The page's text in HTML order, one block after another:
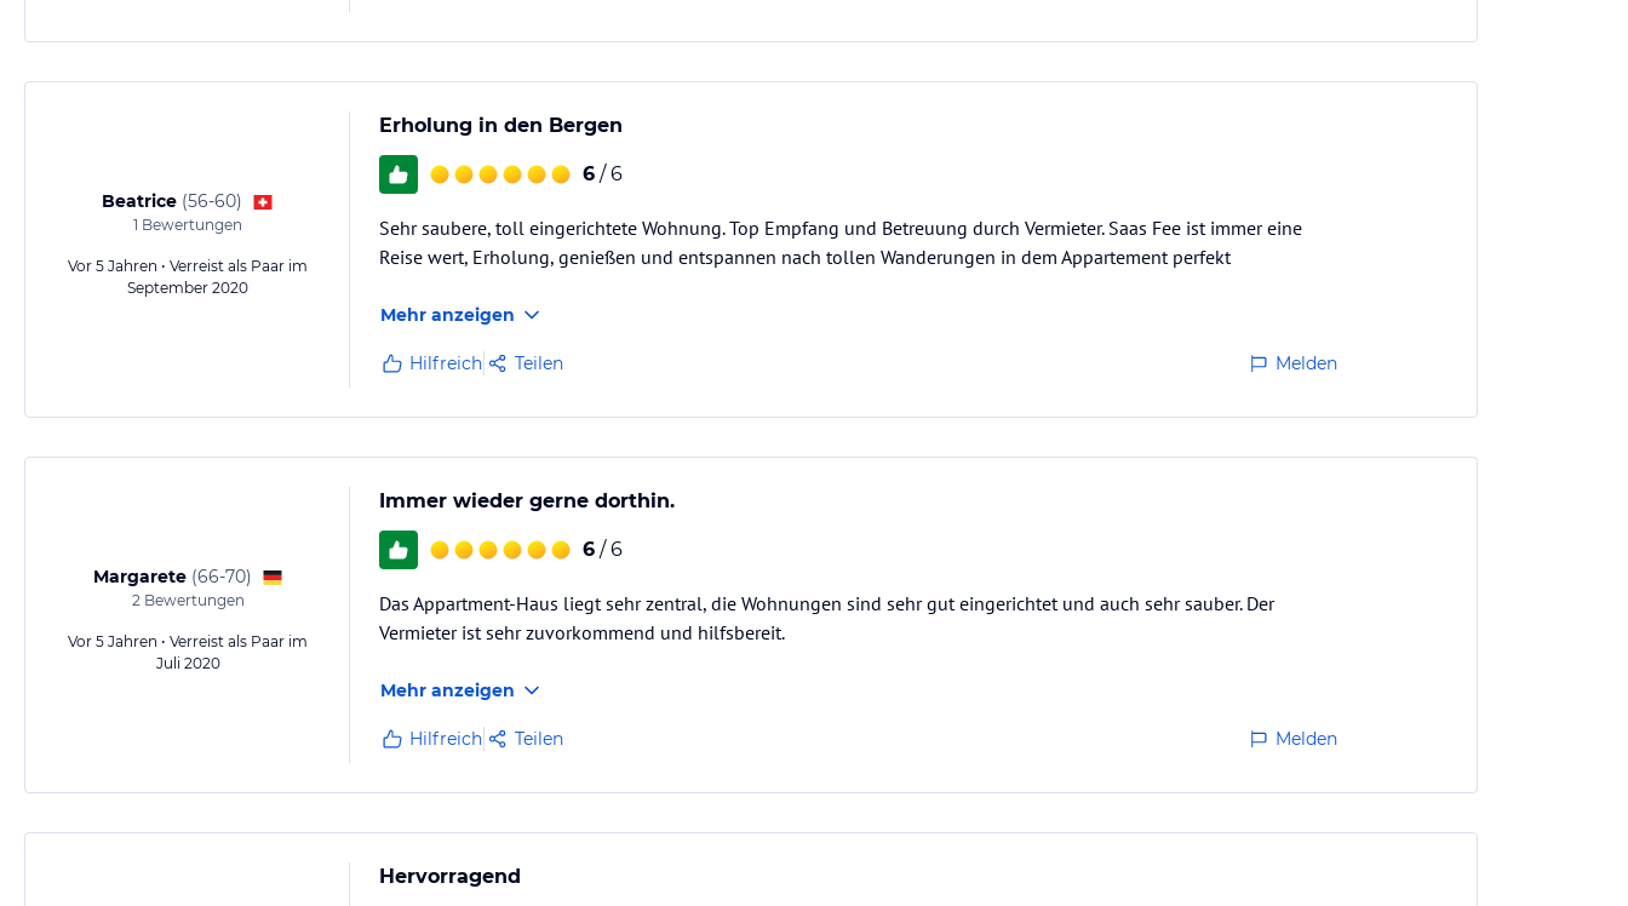
Beatrice (56-60)
1 Bewertungen
Vor 5 Jahren • Verreist als Paar im
September 2020
Erholung in den Bergen
6 / 6
Sehr saubere, toll eingerichtete Wohnung. Top Empfang und Betreuung durch Vermieter. Saas Fee ist immer eine
Reise wert, Erholung, genießen und entspannen nach tollen Wanderungen in dem Appartement perfekt
Mehr anzeigen
Hilfreich Teilen Melden
Margarete (66-70)
2Bewertungen
Vor 5 Jahren • Verreist als Paar im
Juli 2020
Immer wieder gerne dorthin.
6 / 6
Das Appartment-Haus liegt sehr zentral, die Wohnungen sind sehr gut eingerichtet und auch sehr sauber. Der
Vermieter ist sehr zuvorkommend und hilfsbereit.
Mehr anzeigen
Hilfreich Teilen Melden
Hervorragend